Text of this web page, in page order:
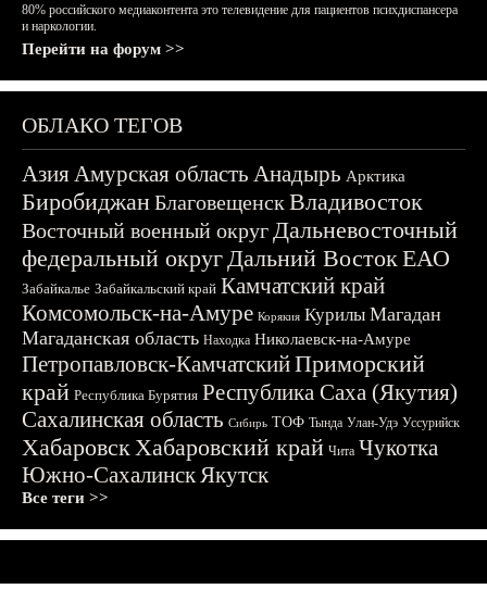
80% российского медиаконтента это телевидение для пациентов психдиспансера
и наркологии.
Перейти на форум >>
ОБЛАКО ТЕГОВ
АзияАмурская область Анадырь Арктика
БиробиджанБлаговещенскВладивосток
Восточный военный округДальневосточный
федеральный округДальний ВостокЕАО
Забайкалье Забайкальский край Камчатский край
Комсомольск-на-Амуре Корякия Курилы Магадан
Магаданская область Находка Николаевск-на-Амуре
Петропавловск-КамчатскийПриморский
край Республика Бурятия Республика Саха (Якутия)
Сахалинская область Сибирь ТОФ Тында Улан-Удэ Уссурийск
ХабаровскХабаровский край Чита Чукотка
Южно-СахалинскЯкутск
Все теги >>